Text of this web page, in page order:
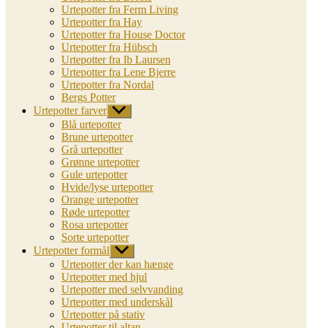
Urtepotter fra Ferm Living
Urtepotter fra Hay
Urtepotter fra House Doctor
Urtepotter fra Hübsch
Urtepotter fra Ib Laursen
Urtepotter fra Lene Bjerre
Urtepotter fra Nordal
Bergs Potter
Urtepotter farver Vis
undermenu
Blå urtepotter
Brune urtepotter
Grå urtepotter
Grønne urtepotter
Gule urtepotter
Hvide/lyse urtepotter
Orange urtepotter
Røde urtepotter
Rosa urtepotter
Sorte urtepotter
Urtepotter formål Vis
undermenu
Urtepotter der kan hænge
Urtepotter med hjul
Urtepotter med selvvanding
Urtepotter med underskål
Urtepotter på stativ